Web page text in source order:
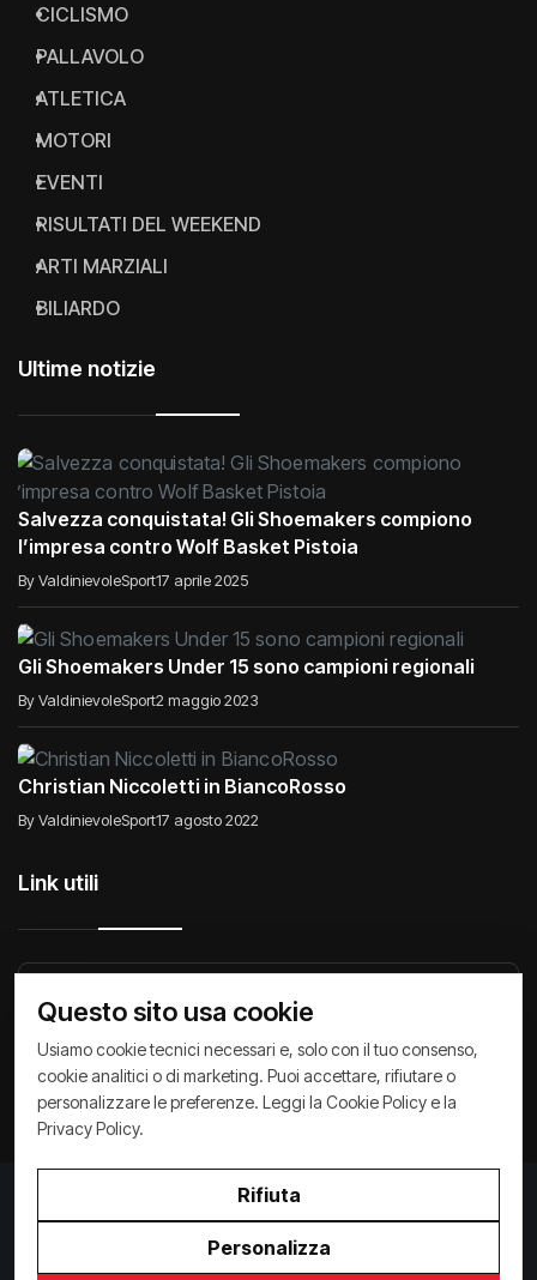
CICLISMO
PALLAVOLO
ATLETICA
MOTORI
EVENTI
RISULTATI DEL WEEKEND
ARTI MARZIALI
BILIARDO
Ultime notizie
Salvezza conquistata! Gli Shoemakers compiono
l’impresa contro Wolf Basket Pistoia
By ValdinievoleSport17 aprile 2025
Gli Shoemakers Under 15 sono campioni regionali
By ValdinievoleSport2 maggio 2023
Christian Niccoletti in BiancoRosso
By ValdinievoleSport17 agosto 2022
Link utili
Raccontiamo di Noi Comunicati
Privacy Policy Cookie Policy Archivio News
Privacy Policy/Cookie Policy
Copyright ©2026ValdinievoleSport.it - powered by
Paralleloweb
Questo sito usa cookie
Usiamo cookie tecnici necessari e, solo con il tuo consenso,
cookie analitici o di marketing. Puoi accettare, rifiutare o
personalizzare le preferenze. Leggi la Cookie Policy e la
Privacy Policy.
Rifiuta
Personalizza